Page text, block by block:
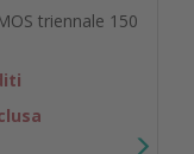
triennale 150